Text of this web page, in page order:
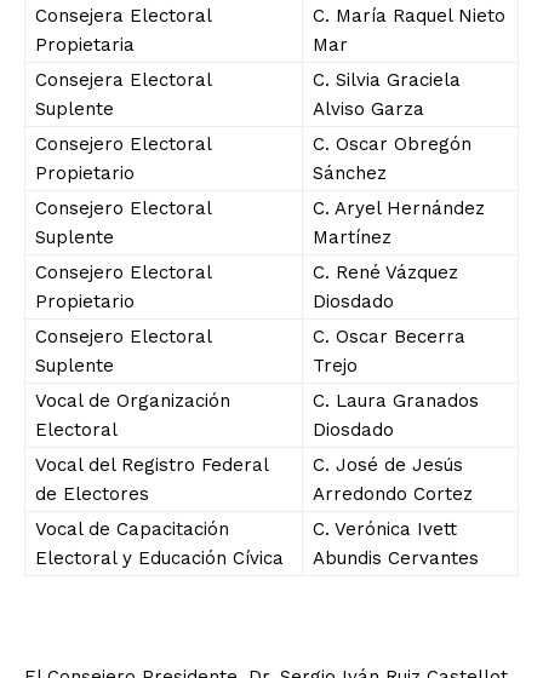
Consejera Electoral
Propietaria
C. María Raquel Nieto
Mar
Consejera Electoral
Suplente
C. Silvia Graciela
Alviso Garza
Consejero Electoral
Propietario
C. Oscar Obregón
Sánchez
Consejero Electoral
Suplente
C. Aryel Hernández
Martínez
Consejero Electoral
Propietario
C. René Vázquez
Diosdado
Consejero Electoral
Suplente
C. Oscar Becerra
Trejo
Vocal de Organización
Electoral
C. Laura Granados
Diosdado
Vocal del Registro Federal
de Electores
C. José de Jesús
Arredondo Cortez
Vocal de Capacitación
Electoral y Educación Cívica
C. Verónica Ivett
Abundis Cervantes